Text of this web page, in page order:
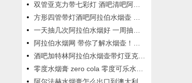
双管亚克力带七彩灯 酒吧清吧阿拉伯水烟壶
方形四管带灯酒吧阿拉伯水烟壶 图案方形四嘴亚克力水烟壶
一天抽几次阿拉伯水烟好 一周抽几次阿拉伯水烟好
阿拉伯水烟网 带你了解水烟壶！如何选择水烟壶！
酒吧加特林阿拉伯水烟壶带灯亚克力四嘴酒吧水烟壶大号水烟壶
零度水烟膏 zero cola 零度可乐水烟味道 可乐味道还原最好